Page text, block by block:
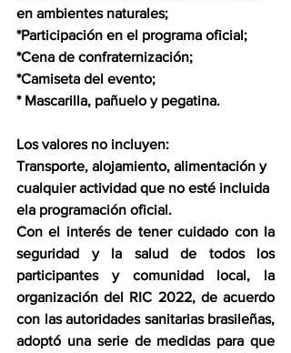
en ambientes naturales;
*Participación en el programa oficial;
*Cena de confraternización;
*Camiseta del evento;
* Mascarilla, pañuelo y pegatina.
Los valores no incluyen:
Transporte, alojamiento, alimentación y
cualquier actividad que no esté incluida
ela programación oficial.
​Con el interés de tener cuidado con la
seguridad y la salud de todos los
participantes y comunidad local, la
organización del RIC 2022, de acuerdo
con las autoridades sanitarias brasileñas,
adoptó una serie de medidas para que